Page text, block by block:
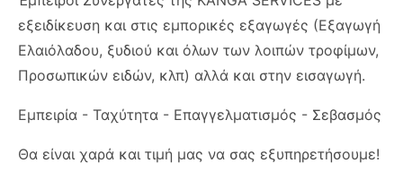
εξειδίκευση και στις εμπορικές εξαγωγές (Εξαγωγή
Ελαιόλαδου, ξυδιού και όλων των λοιπών τροφίμων,
Προσωπικών ειδών, κλπ) αλλά και στην εισαγωγή.
Εμπειρία - Ταχύτητα - Επαγγελματισμός - Σεβασμός
Θα είναι χαρά και τιμή μας να σας εξυπηρετήσουμε!